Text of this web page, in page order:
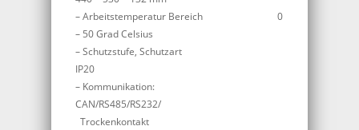
– Arbeitstemperatur Bereich 0
– 50 Grad Celsius
– Schutzstufe, Schutzart
IP20
– Kommunikation:
CAN/RS485/RS232/
Trockenkontakt